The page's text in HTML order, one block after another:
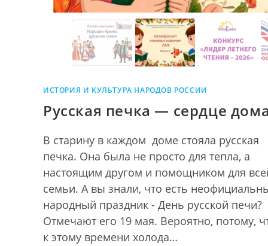
ИСТОРИЯ И КУЛЬТУРА НАРОДОВ РОССИИ
Русская печка — сердце дома
В старину в каждом доме стояла русская
печка. Она была не просто для тепла, а
настоящим другом и помощником для
семьи. А вы знали, что есть
народный праздник - День русской печи?
Отмечают его 19 мая. Вероятно, потому,
к этому времени холода…